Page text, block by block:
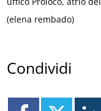
(elena rembado)
Condividi